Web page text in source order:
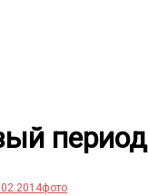
период
фото